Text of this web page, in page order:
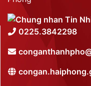
0225.3842298